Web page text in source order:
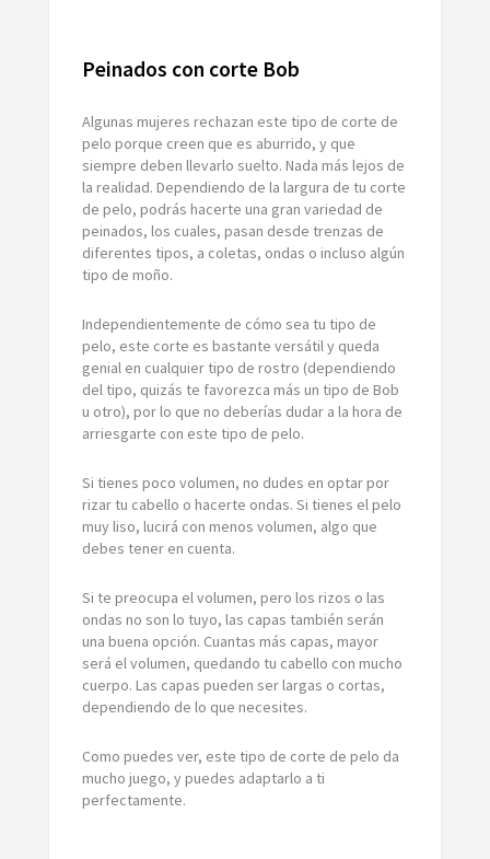
Peinados con corte Bob
Algunas mujeres rechazan este tipo de corte de
pelo porque creen que es aburrido, y que
siempre deben llevarlo suelto. Nada más lejos de
la realidad. Dependiendo de la largura de tu corte
de pelo, podrás hacerte una gran variedad de
peinados, los cuales, pasan desde trenzas de
diferentes tipos, a coletas, ondas o incluso algún
tipo de moño.
Independientemente de cómo sea tu tipo de
pelo, este corte es bastante versátil y queda
genial en cualquier tipo de rostro (dependiendo
del tipo, quizás te favorezca más un tipo de Bob
u otro), por lo que no deberías dudar a la hora de
arriesgarte con este tipo de pelo.
Si tienes poco volumen, no dudes en optar por
rizar tu cabello o hacerte ondas. Si tienes el pelo
muy liso, lucirá con menos volumen, algo que
debes tener en cuenta.
Si te preocupa el volumen, pero los rizos o las
ondas no son lo tuyo, las capas también serán
una buena opción. Cuantas más capas, mayor
será el volumen, quedando tu cabello con mucho
cuerpo. Las capas pueden ser largas o cortas,
dependiendo de lo que necesites.
Como puedes ver, este tipo de corte de pelo da
mucho juego, y puedes adaptarlo a ti
perfectamente.